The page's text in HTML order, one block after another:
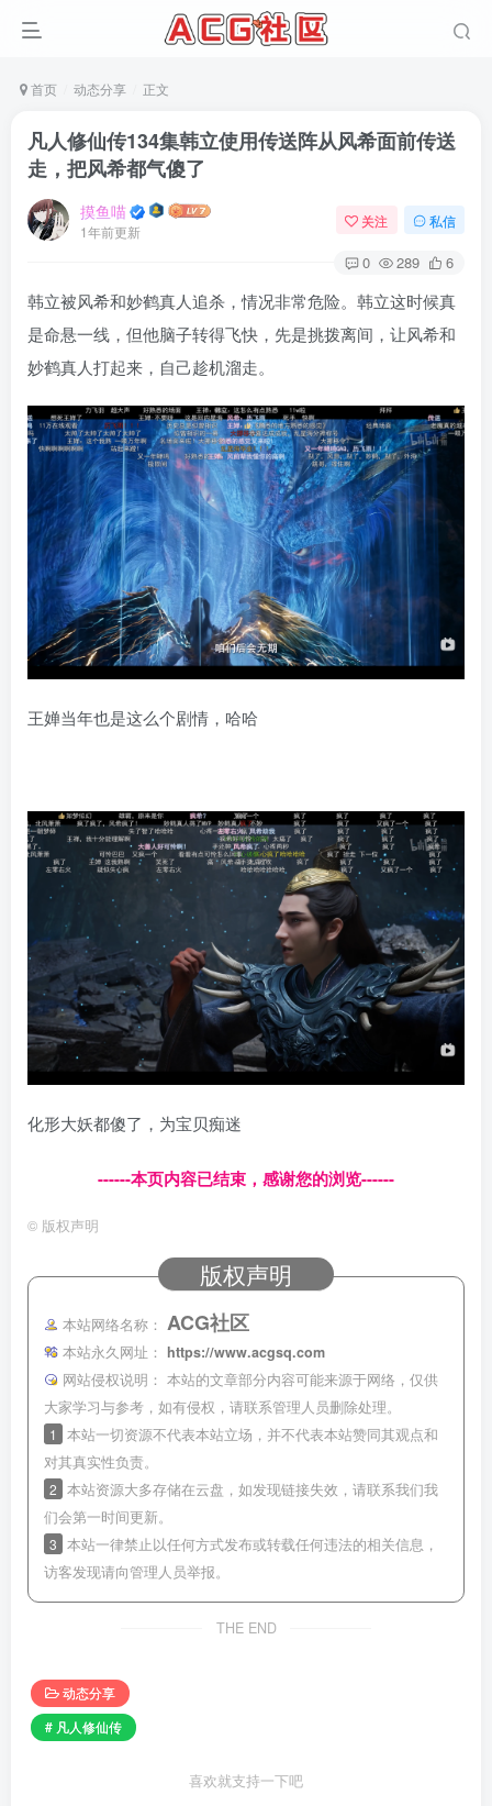
首页 动态分享 正文
凡人修仙传134集韩立使用传送阵从风希面前传送
走，把风希都气傻了
摸鱼喵
1年前更新
关注 私信
0 289 6
韩立被风希和妙鹤真人追杀，情况非常危险。韩立这时候真
是命悬一线，但他脑子转得飞快，先是挑拨离间，让风希和
妙鹤真人打起来，自己趁机溜走。
王婵当年也是这么个剧情，哈哈
化形大妖都傻了，为宝贝痴迷
------本页内容已结束，感谢您的浏览------
© 版权声明
版权声明
本站网络名称： ACG社区
本站永久网址：
https://www.acgsq.com
网站侵权说明： 本站的文章部分内容可能来源于网络，仅供
大家学习与参考，如有侵权，请联系管理人员删除处理。
1
本站一切资源不代表本站立场，并不代表本站赞同其观点和
对其真实性负责。
2 本站资源大多存储在云盘，如发现链接失效，请联系我们我
们会第一时间更新。
3 本站一律禁止以任何方式发布或转载任何违法的相关信息，
访客发现请向管理人员举报。
THE END
动态分享
# 凡人修仙传
喜欢就支持一下吧